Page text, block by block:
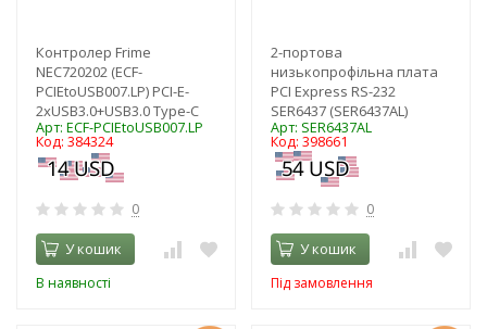
Контролер Frime
NEC720202 (ECF-
PCIEtoUSB007.LP) PCI-E-
2xUSB3.0+USB3.0 Type-C
Арт: ECF-PCIEtoUSB007.LP
Код: 384324
0
У кошик
В наявності
2-портова
низькопрофільна плата
PCI Express RS-232
SER6437 (SER6437AL)
Арт: SER6437AL
Код: 398661
0
У кошик
Під замовлення